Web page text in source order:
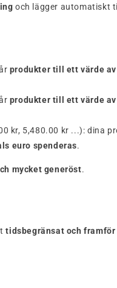
och lägger automatiskt
produkter till ett värde
produkter till ett värde
kr, 5,480.00 kr ...): dina
euro spenderas.
mycket generöst.
tidsbegränsat och